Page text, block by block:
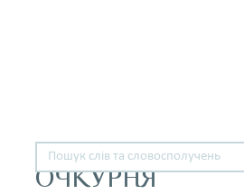
ОЧКУРНЯ